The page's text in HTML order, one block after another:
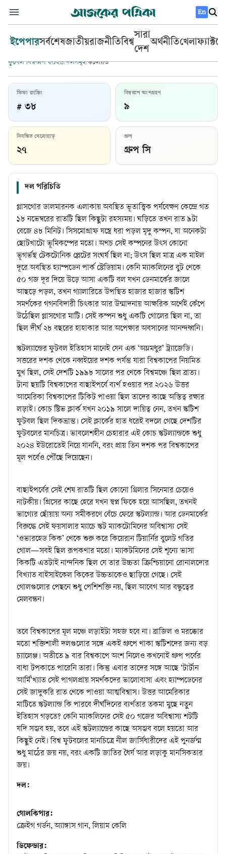
En
ইপেপারসর্বশেষজাতীয়রাজনীতিবিশ্ব
সারা
দেশ
অর্থনীতিখেলা
ফুটবল বিশ্বকাপ ২০২৬/দলসমূহ/স্কটল্যান্ড
স্কটল্যান্ড
ফিফা র‍্যাঙ্কিং
# ৩৮
বিশ্বকাপ অংশগ্রহণ
৯
নিবন্ধিত খেলোয়াড়
২৭
গ্রুপ
গ্রুপ সি
দল পরিচিতি
গ্লাসগোর ডালমারনক এলাকায় অবস্থিত ভূতাত্ত্বিক পর্যবেক্ষণ কেন্দ্রে গত
১৮ নভেম্বরের রাতটি ছিল কিছুটা রহস্যময়। ঘড়িতে তখন রাত ৯টা
বেজে ৪৮ মিনিট। সিসমোগ্রাফ যন্ত্রে ধরা পড়ল মৃদু কম্পন, যা অনেকটা
ছোটখাটো ভূমিকম্পের মতো। অথচ সেই কম্পনের উৎস কোনো
ভূগর্ভস্থ টেকটোনিক প্লেটের সংঘর্ষ ছিল না; উৎস ছিল মাত্র এক মাইল
দূরে অবস্থিত হ্যাম্পডেন পার্ক স্টেডিয়াম। কেনি ম্যাকলিনের বুট থেকে
৫০ গজ দূর দিয়ে উড়ে আসা একটি বল যখন ডেনমার্কের জালে
আছড়ে পড়ল, তখন গ্যালারিতে উপস্থিত হাজার হাজার স্কটিশ
সমর্থকের গগনবিদারী চিৎকার আর উন্মাদনায় আক্ষরিক অর্থেই কেঁপে
উঠেছিল গ্লাসগোর মাটি। সেই কম্পন শুধু একটি গোলের ছিল না, তা
ছিল দীর্ঘ ২৮ বছরের হাহাকার আর অপেক্ষার অবসানের আনন্দধ্বনি।
স্কটল্যান্ডের ফুটবল ইতিহাস মানেই যেন এক ‘অম্লমধুর’ ট্র্যাজেডি।
সত্তরের দশক থেকে নব্বইয়ের দশক পর্যন্ত যারা বিশ্বকাপের নিয়মিত
মুখ ছিল, সেই দেশটি ১৯৯৮ সালের পর থেকে বিশ্বমঞ্চে ছিল ব্রাত্য।
টানা ছয়টি বিশ্বকাপের বাছাইপর্বে ব্যর্থ হওয়ার পর ২০২৬ উত্তর
আমেরিকা বিশ্বকাপের টিকিট পাওয়া ছিল তাদের কাছে অস্তিত্ব রক্ষার
লড়াই। কোচ স্টিভ ক্লার্ক যখন ২০১৯ সালে দায়িত্ব নেন, তখন স্কটিশ
ফুটবল ছিল দিকভ্রান্ত। সেই ক্লার্কের হাত ধরেই বদলে গেছে দেশটির
ফুটবলের মানচিত্র। ভাবলেশহীন চেহারার এই কোচ স্কটল্যান্ডকে শুধু
২০২৪ ইউরোতেই নিয়ে যাননি, বরং প্রায় তিন দশক পর বিশ্বকাপের
মূল পর্বেও পৌঁছে দিয়েছেন।
বাছাইপর্বের সেই শেষ রাতটি ছিল কোনো থ্রিলার সিনেমার চেয়েও
নাটকীয়। গ্রিসের কাছে হেরে যখন স্বপ্ন ফিকে হয়ে আসছিল, তখনই
ভাগ্যের ছোঁয়ায় অন্য সমীকরণে বেঁচে ফেরে স্কটল্যান্ড। আর ডেনমার্কের
বিরুদ্ধে সেই ফয়সালার ম্যাচে স্কট ম্যাকটোমিনের অবিশ্বাস্য সেই
‘ওভারহেড কিক’ থেকে শুরু করে কিয়েরান টিয়ার্নির বুলেট গতির
গোল—সবই ছিল রূপকথার মতো। ম্যাকটমিনের সেই শূন্যে ভাসা
কিকটি এতটাই নান্দনিক ছিল যে তার উচ্চতা ক্রিশ্চিয়ানো রোনালদোর
বিখ্যাত বাইসাইকেল কিকের উচ্চতাকেও ছাড়িয়ে গেছে। সেই
গোলগুলোর পেছনে শুধু পেশিশক্তি নয়, ছিল আবেগ আর বন্ধুত্বের
মেলবন্ধন।
তবে বিশ্বকাপের মূল মঞ্চে লড়াইটা সহজ হবে না। ব্রাজিল ও মরক্কোর
মতো শক্তিশালী দলগুলোর সঙ্গে একই গ্রুপে থাকা স্কটিশদের জন্য বড়
চ্যালেঞ্জ। অতীতে ৯ বার বিশ্বকাপে অংশ নিলেও কখনোই গ্রুপ পর্বের
বাধা টপকাতে পারেনি তারা। কিন্তু এবার তাদের সঙ্গে আছে ‘টার্টান
আর্মি’খ্যাত সেই পাগলপ্রায় সমর্থকদের ভালোবাসা এবং হ্যাম্পডেনের
সেই জাদুকরি রাত থেকে পাওয়া আত্মবিশ্বাস। উত্তর আমেরিকার
মাটিতে স্কটল্যান্ড কি পারবে দীর্ঘদিনের ব্যর্থতার তকমা মুছে নতুন
ইতিহাস গড়তে? কেনি ম্যাকলিনের সেই ৫০ গজের অবিশ্বাস্য শটটি
যদি সম্ভব হয়, তবে এই স্কটল্যান্ডের কাছে অসম্ভব বলে হয়তো আর
কিছুই নেই। বিশ্ব ফুটবলের মানচিত্রে নীল জার্সিধারীদের এই পুনর্জন্ম
শুধু মাঠের জয় নয়, বরং একটি জাতির ধৈর্য আর লড়াকু মানসিকতার
জয়।
দল:
গোলকিপার:
ক্রেইগ গর্ডন, অ্যাঙ্গাস গান, লিয়াম কেলি
ডিফেন্ডার: